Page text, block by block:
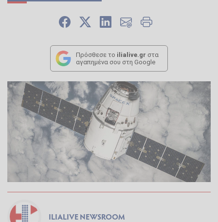
Πρόσθεσε το ilialive.gr στα
αγαπημένα σου στη Google
ILIALIVE NEWSROOM